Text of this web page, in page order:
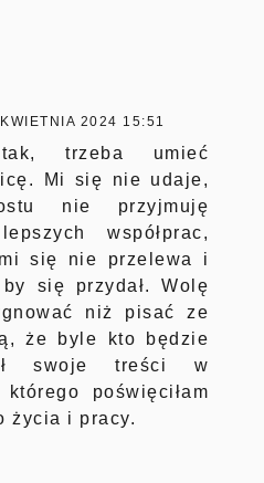
2024 15:51
tak, trzeba umieć
Mi się nie udaje,
nie przyjmuję
współprac,
się nie przelewa i
się przydał. Wolę
niż pisać ze
że byle kto będzie
swoje treści w
poświęciłam
życia i pracy.